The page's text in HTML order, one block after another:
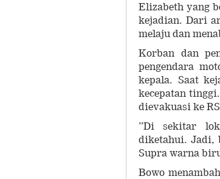
Elizabeth yang
kejadian. Dari
melaju dan
Korban dan
pengendara
kepala. Saat
kecepatan
dievakuasi ke
”Di sekitar
diketahui. Jadi,
Supra warna
Bowo